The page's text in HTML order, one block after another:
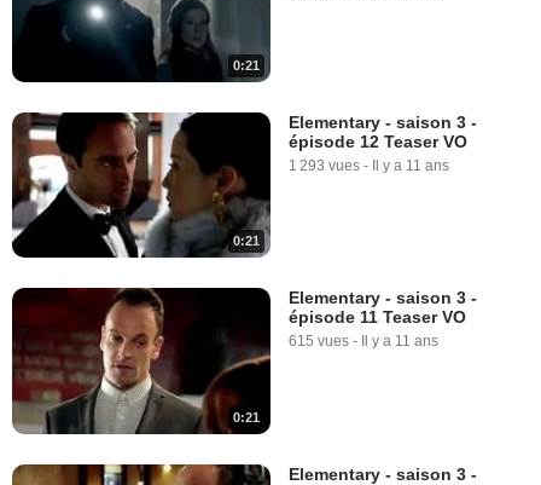
0:21
0:21
Elementary - saison 3 -
épisode 12 Teaser VO
1 293 vues - Il y a 11 ans
0:21
Elementary - saison 3 -
épisode 11 Teaser VO
615 vues - Il y a 11 ans
Elementary - saison 3 -